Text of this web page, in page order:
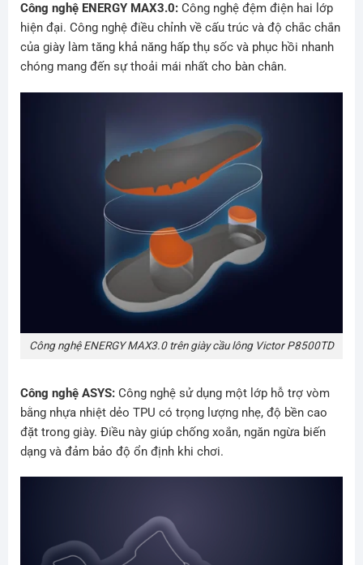
Công nghệ ENERGY MAX3.0:Công nghệ đệm điện hai lớp
hiện đại. Công nghệ điều chỉnh về cấu trúc và độ chắc chắn
của giày làm tăng khả năng hấp thụ sốc và phục hồi nhanh
chóng mang đến sự thoải mái nhất cho bàn chân.
Công nghệ ENERGY MAX3.0 trên giày cầu lông Victor P8500TD
Công nghệ ASYS:Công nghệ sử dụng một lớp hỗ trợ vòm
bằng nhựa nhiệt dẻo TPU có trọng lượng nhẹ, độ bền cao
đặt trong giày. Điều này giúp chống xoắn, ngăn ngừa biến
dạng và đảm bảo độ ổn định khi chơi.